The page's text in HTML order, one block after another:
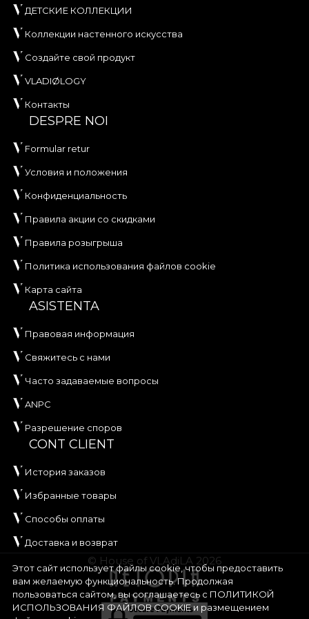
Этот сайт использует файлы cookie, чтобы предоставить
вам желаемую функциональность. Продолжая
пользоваться сайтом, вы соглашаетесь с ПОЛИТИКОЙ
ИСПОЛЬЗОВАНИЯ ФАЙЛОВ COOKIEи размещением
ДЕТСКИЕ КОЛЛЕКЦИИ
Коллекции настенного искусства
Создайте свой продукт
VLADIØLOGY
Контакты
DESPRE NOI
Formular retur
Условия и положения
Конфиденциальность
Правила акции со скидками
Правила розыгрыша
Политика использования файлов cookie
Карта сайта
ASISTENTA
Правовая информация
Свяжитесь с нами
Часто задаваемые вопросы
ANPC
Разрешение споров
CONT CLIENT
История заказов
Избранные товары
Способы оплаты
Доставка и возврат
© House of VLAdiLA 2026